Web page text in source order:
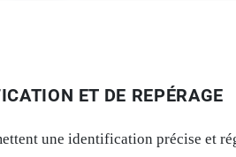
ET DE REPÉRAGE
une identification précise et